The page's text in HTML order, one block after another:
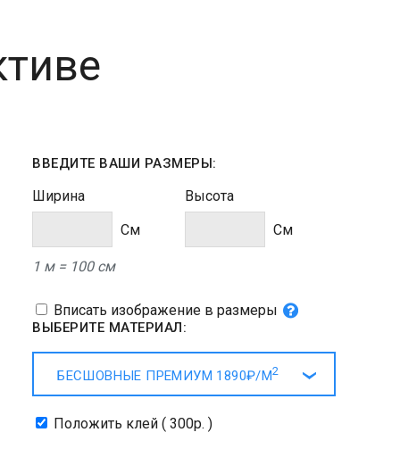
ВВЕДИТЕ ВАШИ РАЗМЕРЫ:
Ширина
Cм
Высота
Cм
1 м = 100 см
Вписать изображение в размеры
ВЫБЕРИТЕ МАТЕРИАЛ:
БЕСШОВНЫЕ ПРЕМИУМ 1890₽/М2
Положить клей ( 300р. )